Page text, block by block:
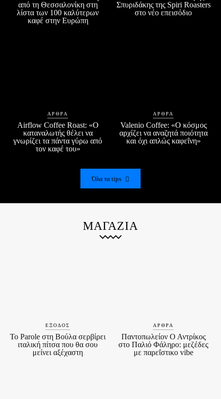
από τη Θεσσαλονίκη στη
λίστα των 100 καλύτερων
καφέ στην Ευρώπη
Σπυριδάκης της Spiri Roasters
στο νέο επεισόδιο
ΆΡΘΡΑ
Airflow Coffee Roast: «Ο
καταναλωτής θέλει να
γνωρίζει τα πάντα γύρω από
τον καφέ του»
ΆΡΘΡΑ
Valenio Coffee: «Ο κόσμος
αρχίζει να αναζητά ποιότητα
και όχι απλώς καφεΐνη»
Όλα τα tips
ΜΑΓΑΖΙΑ
ΈΞΟΔΟΣ
Το Parole στη Βούλα σερβίρει
ιταλική πίτσα που θα σου
μείνει αξέχαστη
ΆΡΘΡΑ
Παντοπωλείον Ο Αντρίκος
στο Παλιό Φάληρο: μεζέδες
με παρεΐστικο vibe